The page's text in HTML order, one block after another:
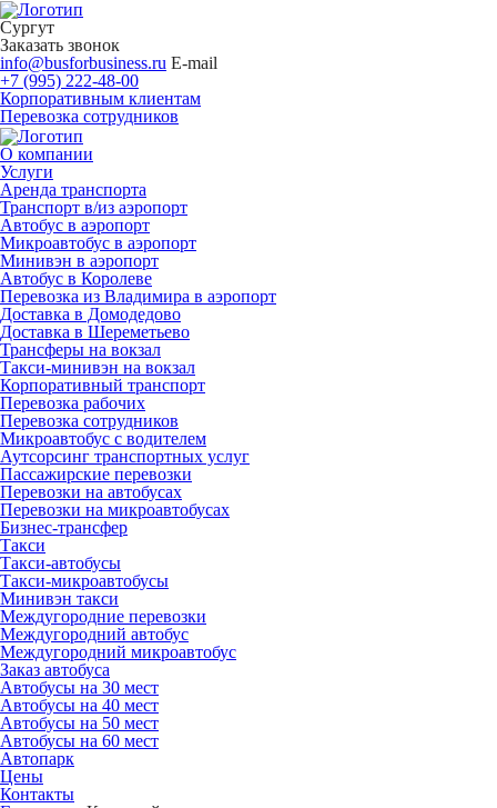
Сургут
Заказать звонок
info@busforbusiness.ru E-mail
+7 (995) 222-48-00
Корпоративным клиентам
Перевозка сотрудников
О компании
Услуги
Аренда транспорта
Транспорт в/из аэропорт
Автобус в аэропорт
Микроавтобус в аэропорт
Минивэн в аэропорт
Автобус в Королеве
Перевозка из Владимира в аэропорт
Доставка в Домодедово
Доставка в Шереметьево
Трансферы на вокзал
Такси-минивэн на вокзал
Корпоративный транспорт
Перевозка рабочих
Перевозка сотрудников
Микроавтобус с водителем
Аутсорсинг транспортных услуг
Пассажирские перевозки
Перевозки на автобусах
Перевозки на микроавтобусах
Бизнес-трансфер
Такси
Такси-автобусы
Такси-микроавтобусы
Минивэн такси
Междугородние перевозки
Междугородний автобус
Междугородний микроавтобус
Заказ автобуса
Автобусы на 30 мест
Автобусы на 40 мест
Автобусы на 50 мест
Автобусы на 60 мест
Автопарк
Цены
Контакты